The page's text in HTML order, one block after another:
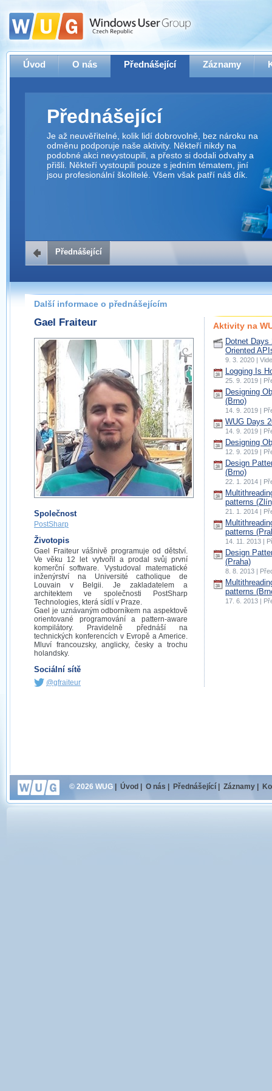
Úvod O nás Přednášející Záznamy
Přednášející
Je až neuvěřitelné, kolik lidí dobrovolně, bez nároku na
odměnu podporuje naše aktivity. Někteří nikdy na
podobné akci nevystoupili, a přesto si dodali odvahy a
přišli. Někteří vystoupili pouze s jedním tématem, jiní
jsou profesionální školitelé. Všem však patří náš dík.
Přednášející
Další informace o přednášejícím
Gael Fraiteur
Společnost
PostSharp
Životopis
Gael Fraiteur vášnivě programuje od dětství.
Ve věku 12 let vytvořil a prodal svůj první
komerční software. Vystudoval matematické
inženýrství na Université catholique de
Louvain v Belgii. Je zakladatelem a
architektem ve společnosti PostSharp
Technologies, která sídlí v Praze.
Gael je uznávaným odborníkem na aspektově
orientované programování a pattern-aware
kompilátory. Pravidelně přednáší na
technických konferencích v Evropě a Americe.
Mluví francouzsky, anglicky, česky a trochu
holandsky.
Sociální sítě
@gfraiteur
Aktivity na
Dotnet Days
Oriented
9. 3. 2020 |
Logging Is
25. 9. 2019 |
Designing
(Brno)
14. 9. 2019 |
WUG Days
14. 9. 2019 |
Designing
12. 9. 2019 |
Design
(Brno)
22. 1. 2014 |
patterns
21. 1. 2014 |
patterns
14. 11. 2013 |
Design
(Praha)
8. 8. 2013 |
patterns
17. 6. 2013 |
© 2026 WUG Úvod O nás Přednášející Záznamy